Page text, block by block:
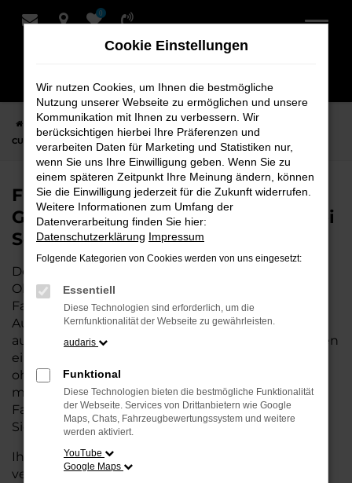
Zum
0
Startseite Oldenburg CUPRA CUPRA Born
Finden Sie Ihren
CUPRA Born Gebrauchtwagen für Oldenburg bei Schmidt + Koch
Finden Sie Ihren CUPRA Born
Gebrauchtwagen für Oldenburg bei
Schmidt + Koch
Der CUPRA Born ist die perfekte Wahl für alle in
Oldenburg, die ein zuverlässiges und modernes
Fahrzeug suchen.Mit seiner erstklassigen
Ausstattung, der niedrigen Laufleistung und der
ausgezeichneten Pflege ist dieser Gebrauchtwagen
eine kostengünstige Alternative zum Neuwagen,
ohne auf Komfort und Qualität verzichten zu
müssen. Ob im Stadtverkehr oder für längere
Fahrten, der Born überzeugt durch Fahrkomfort,
Sicherheit und Wirtschaftlichkeit.
Ihr CUPRA Autohaus in Oldenburg ist Ihr
vertrauenswürdiger Partner, wenn es um
Cookie Einstellungen
Wir nutzen Cookies, um Ihnen die bestmögliche
Nutzung unserer Webseite zu ermöglichen und unsere
Kommunikation mit Ihnen zu verbessern. Wir
berücksichtigen hierbei Ihre Präferenzen und
verarbeiten Daten für Marketing und Statistiken nur,
wenn Sie uns Ihre Einwilligung geben. Wenn Sie zu
einem späteren Zeitpunkt Ihre Meinung ändern, können
Sie die Einwilligung jederzeit für die Zukunft widerrufen.
Weitere Informationen zum Umfang der
Datenverarbeitung finden Sie hier:
Datenschutzerklärung Impressum
Folgende Kategorien von Cookies werden von uns eingesetzt:
Essentiell
Diese Technologien sind erforderlich, um die
Kernfunktionalität der Webseite zu gewährleisten.
audaris
Funktional
Diese Technologien bieten die bestmögliche Funktionalität
der Webseite. Services von Drittanbietern wie Google
Maps, Chats, Fahrzeugbewertungssystem und weitere
werden aktiviert.
YouTube
Google Maps